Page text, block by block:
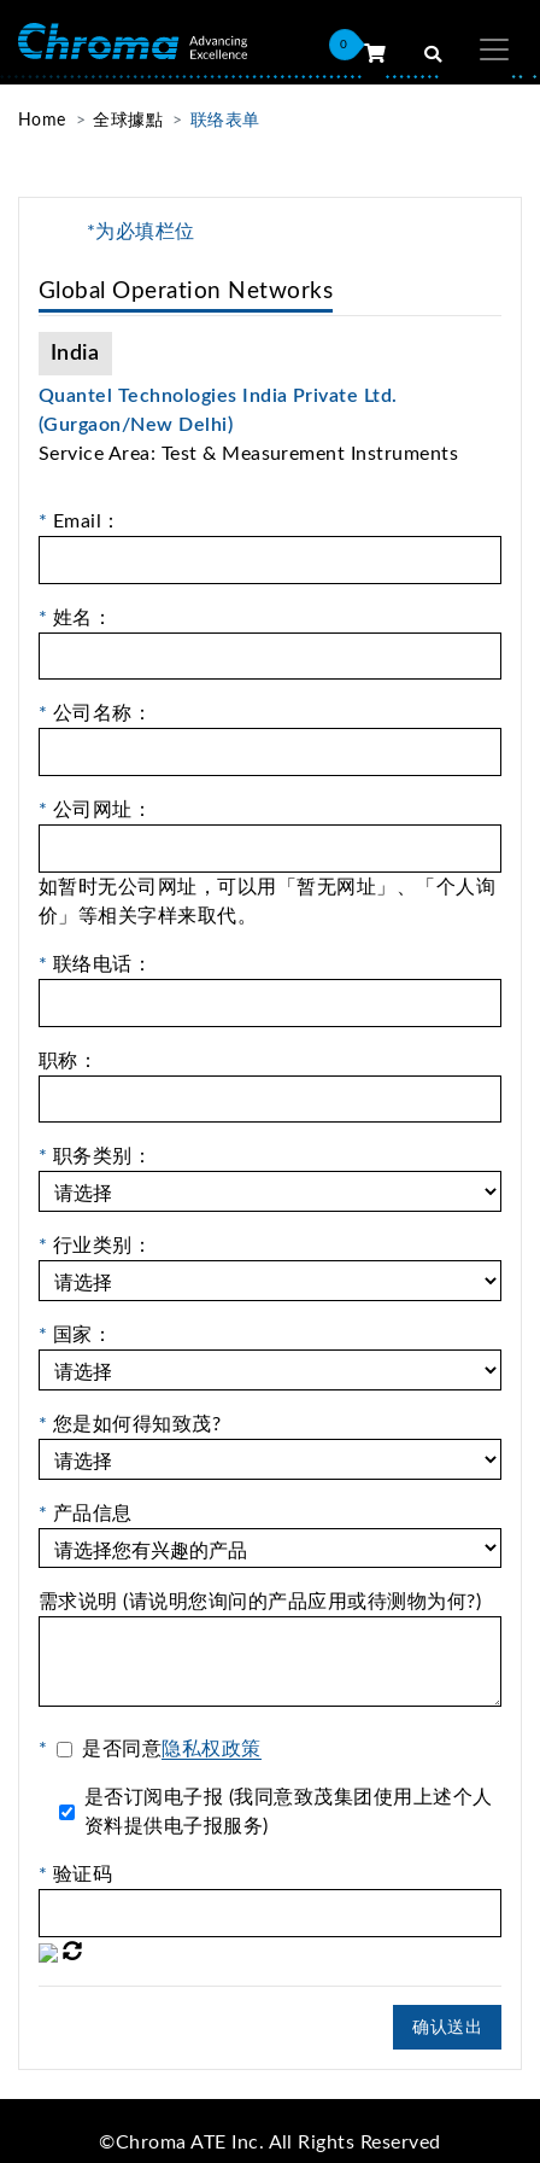
0
Home 全球據點 联络表单
*为必填栏位
Global Operation Networks
India
Quantel Technologies India Private Ltd.
(Gurgaon/New Delhi)
Service Area: Test & Measurement Instruments
* Email：
* 姓名：
* 公司名称：
* 公司网址：
如暂时无公司网址，可以用「暂无网址」、「个人询
价」等相关字样来取代。
* 联络电话：
职称：
* 职务类别：
* 行业类别：
* 国家：
* 您是如何得知致茂?
* 产品信息
需求说明 (请说明您询问的产品应用或待测物为何?)
* 是否同意隐私权政策
是否订阅电子报 (我同意致茂集团使用上述个人
资料提供电子报服务)
* 验证码
确认送出
©Chroma ATE Inc. All Rights Reserved